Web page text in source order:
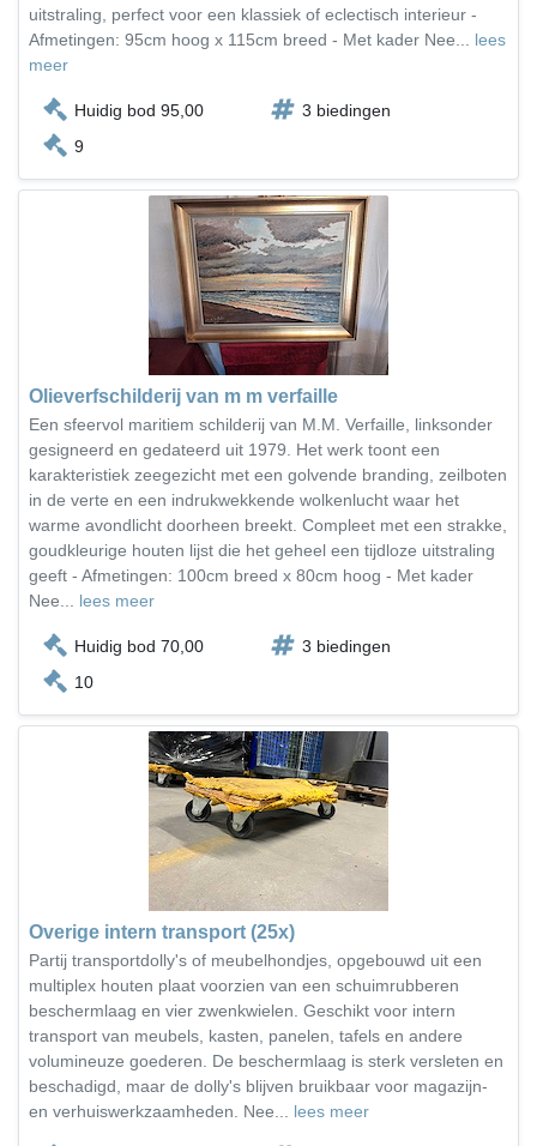
uitstraling, perfect voor een klassiek of eclectisch interieur -
Afmetingen: 95cm hoog x 115cm breed - Met kader Nee... lees
meer
Huidig bod 95,00
3 biedingen
9
Olieverfschilderij van m m verfaille
Een sfeervol maritiem schilderij van M.M. Verfaille, linksonder
gesigneerd en gedateerd uit 1979. Het werk toont een
karakteristiek zeegezicht met een golvende branding, zeilboten
in de verte en een indrukwekkende wolkenlucht waar het
warme avondlicht doorheen breekt. Compleet met een strakke,
goudkleurige houten lijst die het geheel een tijdloze uitstraling
geeft - Afmetingen: 100cm breed x 80cm hoog - Met kader
Nee... lees meer
Huidig bod 70,00
3 biedingen
10
Overige intern transport (25x)
Partij transportdolly's of meubelhondjes, opgebouwd uit een
multiplex houten plaat voorzien van een schuimrubberen
beschermlaag en vier zwenkwielen. Geschikt voor intern
transport van meubels, kasten, panelen, tafels en andere
volumineuze goederen. De beschermlaag is sterk versleten en
beschadigd, maar de dolly's blijven bruikbaar voor magazijn-
en verhuiswerkzaamheden. Nee... lees meer